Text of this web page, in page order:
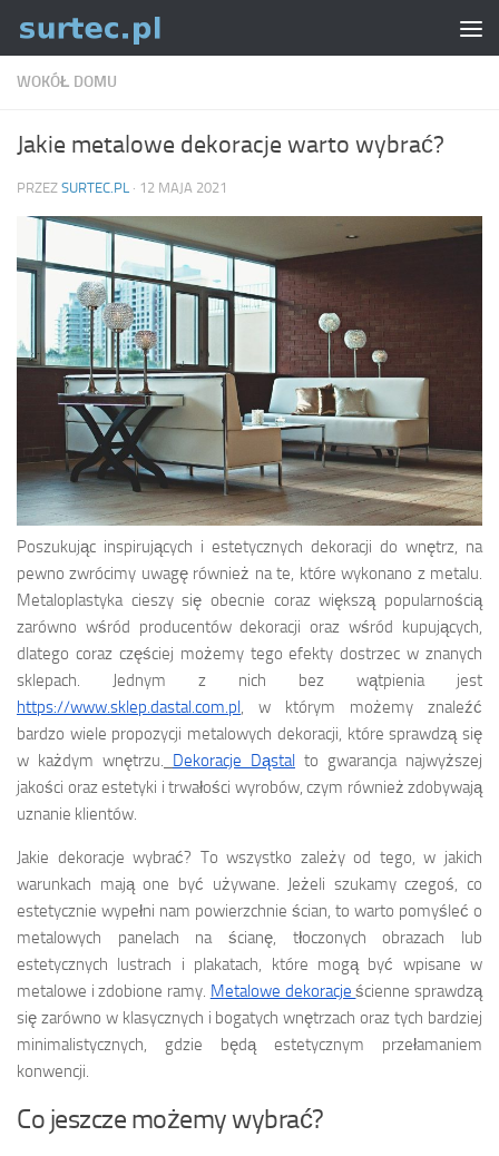
Skip to content
WOKÓŁ DOMU
Jakie metalowe dekoracje warto wybrać?
PRZEZ SURTEC.PL · 12 MAJA 2021
Poszukując inspirujących i estetycznych dekoracji do wnętrz, na
pewno zwrócimy uwagę również na te, które wykonano z metalu.
Metaloplastyka cieszy się obecnie coraz większą popularnością
zarówno wśród producentów dekoracji oraz wśród kupujących,
dlatego coraz częściej możemy tego efekty dostrzec w znanych
sklepach. Jednym z nich bez wątpienia jest
https://www.sklep.dastal.com.pl , w którym możemy znaleźć
bardzo wiele propozycji metalowych dekoracji, które sprawdzą się
w każdym wnętrzu.
Dekoracje Dąstal to gwarancja najwyższej
jakości oraz estetyki i trwałości wyrobów, czym również zdobywają
uznanie klientów.
Jakie dekoracje wybrać? To wszystko zależy od tego, w jakich
warunkach mają one być używane. Jeżeli szukamy czegoś, co
estetycznie wypełni nam powierzchnie ścian, to warto pomyśleć o
metalowych panelach na ścianę, tłoczonych obrazach lub
estetycznych lustrach i plakatach, które mogą być wpisane w
metalowe i zdobione ramy. Metalowe dekoracjeścienne sprawdzą
się zarówno w klasycznych i bogatych wnętrzach oraz tych bardziej
minimalistycznych, gdzie będą estetycznym przełamaniem
konwencji.
Co jeszcze możemy wybrać?